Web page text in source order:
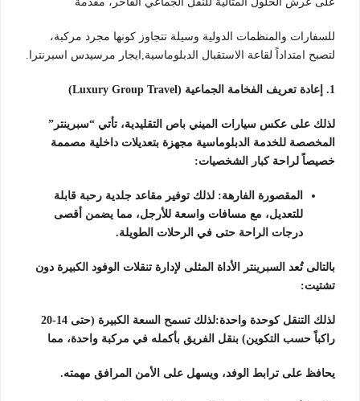
للسفارات والمنظمات الدولية وسيلة تتجاوز كونها مجرد مركبة،
لتصبح امتداداً لقاعة الاستقبال الدبلوماسية,ايجار مرسيدس اسبرنترا.
1. إعادة تعريف الفخامة الجماعية (Luxury Group Travel)
لذلك على عكس سيارات الميني باص التقليدية، تأتي “سبرينتر”
المخصصة للخدمة الدبلوماسية مجهزة بتعديلات داخلية مصممة
خصيصاً لراحة كبار الشخصيات:
المقصورة الفارهة: لذلك توفير مقاعد جلدية رحبة قابلة
للتعديل، مع مسافات واسعة للأرجل، مما يضمن أقصى
درجات الراحة حتى في الرحلات الطويلة.
بالتالى تُعد السبرينتر الأداة المثلى لإدارة تنقلات الوفود الكبيرة دون
تشتيت:
لذلك التنقل كوحدة واحدة:لذلك تسمح السعة الكبيرة (حتى 14-20
راكباً حسب التكوين) بنقل الفريق بأكمله في مركبة واحدة، مما
يحافظ على ترابط الوفد، ويسهل على الأمن المرافق مهمته.